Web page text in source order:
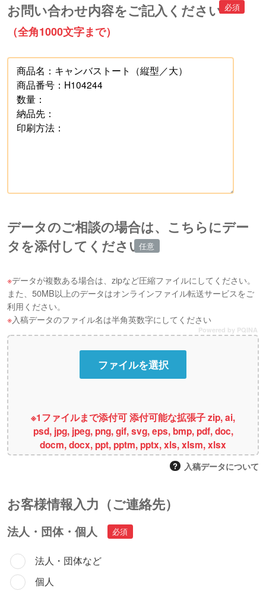
お問い合わせ内容をご記入ください
（全角1000文字まで）
データのご相談の場合は、こちらにデー
タを添付してください
データが複数ある場合は、zipなど圧縮ファイルにしてください。
また、50MB以上のデータはオンラインファイル転送サービスをご
利用ください。
入稿データのファイル名は半角英数字にしてください
Powered by PQINA
ファイルを選択
※1ファイルまで添付可 添付可能な拡張子 zip, ai,
psd, jpg, jpeg, png, gif, svg, eps, bmp, pdf, doc,
docm, docx, ppt, pptm, pptx, xls, xlsm, xlsx
入稿データについて
お客様情報⼊⼒（ご連絡先）
法人・団体・個人
法人・団体など
個人